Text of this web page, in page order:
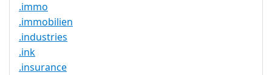
.immo
.immobilien
.industries
.ink
.insurance